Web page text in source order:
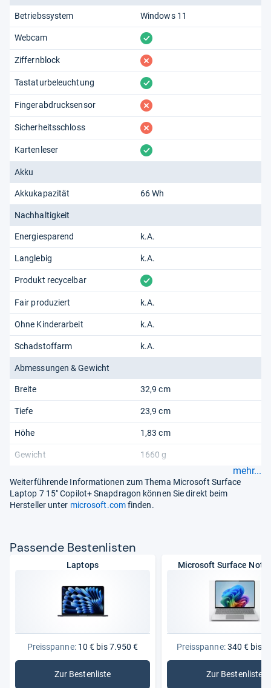
Betriebssystem Windows 11
Webcam vorhanden
Ziffernblock fehlt
Tastaturbeleuchtung vorhanden
Fingerabdrucksensor fehlt
Sicherheitsschloss fehlt
Kartenleser vorhanden
Akku
Akkukapazität 66 Wh
Nachhaltigkeit
Energiesparend k.A.
Langlebig k.A.
Produkt recycelbar vorhanden
Fair produziert k.A.
Ohne Kinderarbeit k.A.
Schadstoffarm k.A.
Abmessungen & Gewicht
Breite 32,9 cm
Tiefe 23,9 cm
Höhe 1,83 cm
Gewicht 1660 g
mehr...
Weiterführende Informationen zum Thema Microsoft Surface
Laptop 7 15" Copilot+ Snapdragon können Sie direkt beim
Hersteller unter microsoft.comfinden.
Pas­sende Bes­ten­lis­ten
Laptops
Preisspanne:10 € bis 7.950 €
Zur Bestenliste
: Laptops
Microsoft Surface
Preisspanne:340 € bis
Zur Bestenliste
: